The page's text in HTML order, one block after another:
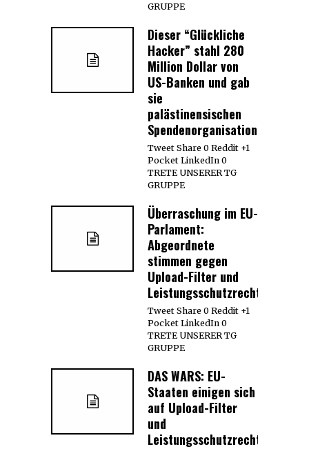
GRUPPE
Dieser “Glückliche
Hacker” stahl 280
Million Dollar von
US-Banken und gab
sie
palästinensischen
Spendenorganisationen
Tweet Share 0 Reddit +1
Pocket LinkedIn 0
TRETE UNSERER TG
GRUPPE
Überraschung im EU-
Parlament:
Abgeordnete
stimmen gegen
Upload-Filter und
Leistungsschutzrecht
Tweet Share 0 Reddit +1
Pocket LinkedIn 0
TRETE UNSERER TG
GRUPPE
DAS WARS: EU-
Staaten einigen sich
auf Upload-Filter
und
Leistungsschutzrecht